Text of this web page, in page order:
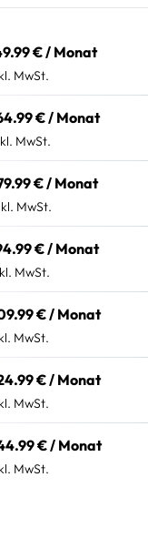
€ / Monat
MwSt.
€ / Monat
MwSt.
€ / Monat
MwSt.
€ / Monat
MwSt.
€ / Monat
MwSt.
€ / Monat
MwSt.
€ / Monat
MwSt.